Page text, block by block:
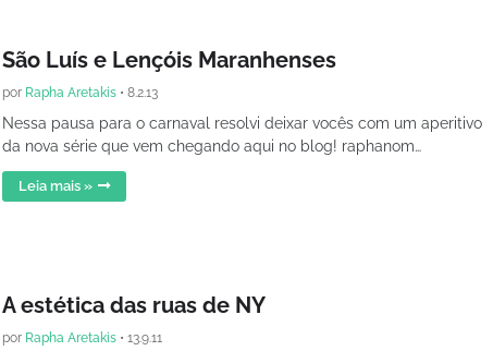
São Luís e Lençóis Maranhenses
por Rapha Aretakis • 8.2.13
Nessa pausa para o carnaval resolvi deixar vocês com um aperitivo
da nova série que vem chegando aqui no blog! raphanom…
Leia mais »
A estética das ruas de NY
por Rapha Aretakis • 13.9.11